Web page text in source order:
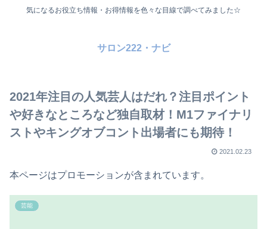
気になるお役立ち情報・お得情報を色々な目線で調べてみました☆
サロン222・ナビ
2021年注目の人気芸人はだれ？注目ポイント
や好きなところなど独自取材！M1ファイナリ
ストやキングオブコント出場者にも期待！
2021.02.23
本ページはプロモーションが含まれています。
芸能